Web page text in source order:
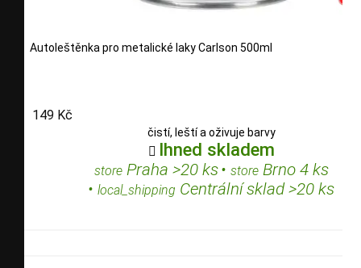
Autoleštěnka pro metalické laky Carlson 500ml
149 Kč
čistí, leští a oživuje barvy
 Ihned skladem
storePraha >20 ks• storeBrno 4 ks
• local_shipping Centrální sklad >20 ks